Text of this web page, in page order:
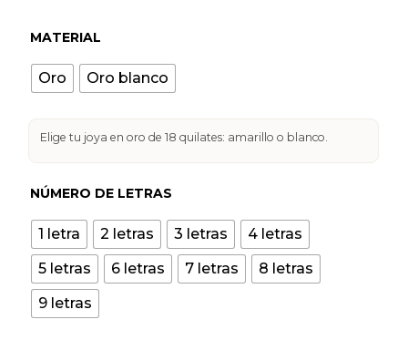
MATERIAL
Oro Oro blanco
Elige tu joya en oro de 18 quilates: amarillo o blanco.
NÚMERO DE LETRAS
1 letra 2 letras 3 letras
4 letras
5 letras
6 letras 7 letras
8 letras
9 letras